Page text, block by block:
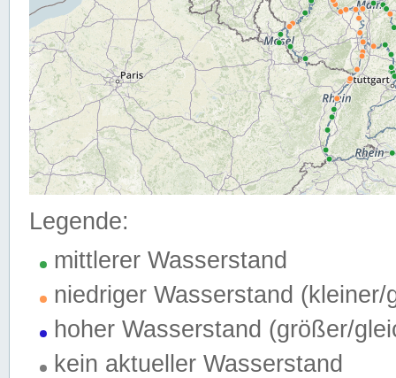
Legende:
mittlerer Wasserstand
niedriger Wasserstand (kleiner/
hoher Wasserstand (größer/
kein aktueller Wasserstand